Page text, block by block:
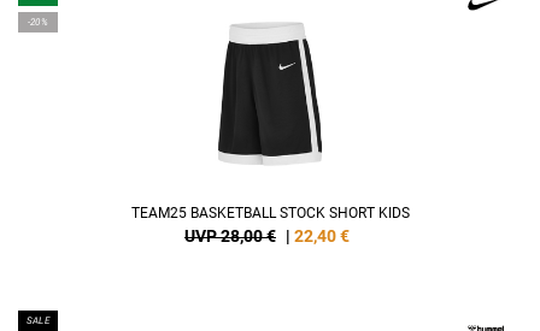
-20%
TEAM25 BASKETBALL STOCK SHORT KIDS
UVP 28,00 € | 22,40€
SALE